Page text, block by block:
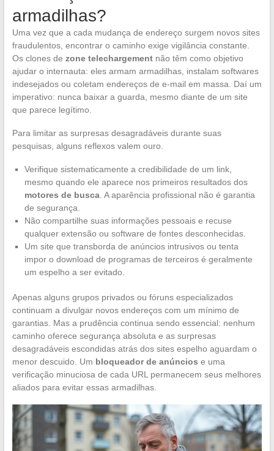
armadilhas?
Uma vez que a cada mudança de endereço surgem novos sites
fraudulentos, encontrar o caminho exige vigilância constante.
Os clones de zone telechargementnão têm como objetivo
ajudar o internauta: eles armam armadilhas, instalam softwares
indesejados ou coletam endereços de e-mail em massa. Daí um
imperativo: nunca baixar a guarda, mesmo diante de um site
que parece legítimo.
Para limitar as surpresas desagradáveis durante suas
pesquisas, alguns reflexos valem ouro.
Verifique sistematicamente a credibilidade de um link,
mesmo quando ele aparece nos primeiros resultados dos
motores de busca. A aparência profissional não é garantia
de segurança.
Não compartilhe suas informações pessoais e recuse
qualquer extensão ou software de fontes desconhecidas.
Um site que transborda de anúncios intrusivos ou tenta
impor o download de programas de terceiros é geralmente
um espelho a ser evitado.
Apenas alguns grupos privados ou fóruns especializados
continuam a divulgar novos endereços com um mínimo de
garantias. Mas a prudência continua sendo essencial: nenhum
caminho oferece segurança absoluta e as surpresas
desagradáveis escondidas atrás dos sites espelho aguardam o
menor descuido. Um bloqueador de anúncios e uma
verificação minuciosa de cada URL permanecem seus melhores
aliados para evitar essas armadilhas.